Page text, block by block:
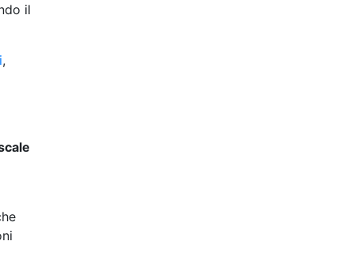
il
,